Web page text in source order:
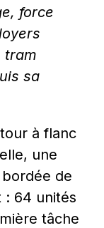
force
tram
sa
à flanc
une
de
: 64 unités
tâche